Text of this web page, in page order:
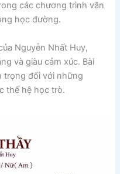
các chương trình văn
học đường.
Nguyễn Nhất Huy,
và giàu cảm xúc. Bài
trọng đối với những
thế hệ học trò.